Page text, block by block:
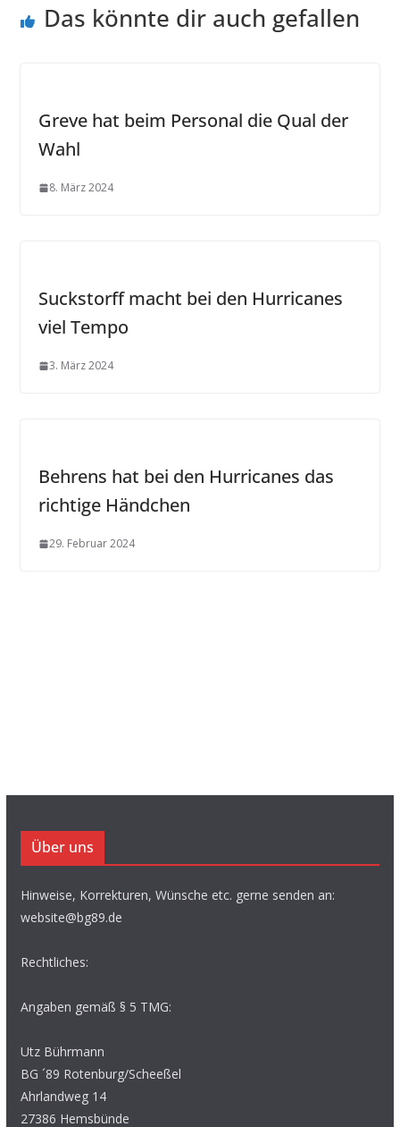
Das könnte dir auch gefallen
Greve hat beim Personal die Qual der
Wahl
8. März 2024
Suckstorff macht bei den Hurricanes
viel Tempo
3. März 2024
Behrens hat bei den Hurricanes das
richtige Händchen
29. Februar 2024
Über uns
Hinweise, Korrekturen, Wünsche etc. gerne senden an:
website@bg89.de
Rechtliches:
Angaben gemäß § 5 TMG:
Utz Bührmann
BG ´89 Rotenburg/Scheeßel
Ahrlandweg 14
27386 Hemsbünde